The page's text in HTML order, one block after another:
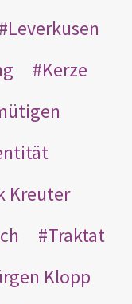
Leverkusen
Kerze
Kreuter
Traktat
Klopp